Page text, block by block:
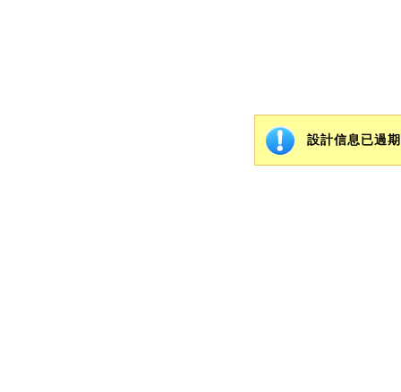
設計信息已過期